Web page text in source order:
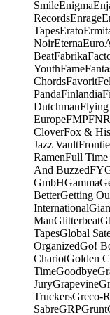
SmileEnigma
RecordsEnrage
TapesErato
NoirEterna
BeatFabrika
YouthFame
ChordsFavorit
PandaFinlandia
Dutchman
EuropeFMPFNR
CloverFox &
Jazz Vault
RamenFull
And BuzzedFY
GmbHGamma
BetterGetting
International
ManGlitterbeat
TapesGlobal
OrganizedGo!
ChariotGolden
TimeGoodbye
JuryGrapevine
TruckersGreco-
SabreGRPGrunt